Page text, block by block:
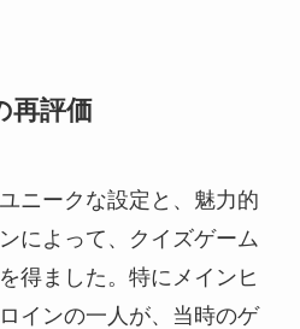
再評価
ニークな設定と、魅力的
によって、クイズゲーム
得ました。特にメインヒ
インの一人が、当時のゲ